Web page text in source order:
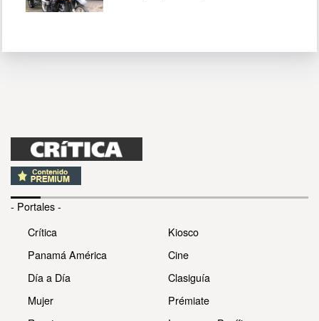
- Portales -
Crítica
Panamá América
Día a Día
Mujer
Kiosco
Cine
Clasiguía
Prémiate